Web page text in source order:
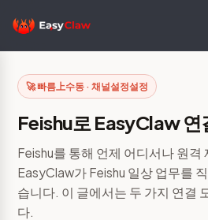
🚀 빠름上수동 · 채널설정설정
Feishu로 EasyClaw 연
Feishu를 통해 언제 어디서나 원격
EasyClaw가 Feishu 일상 업무를
습니다. 이 글에서는 두 가지 연결
다.